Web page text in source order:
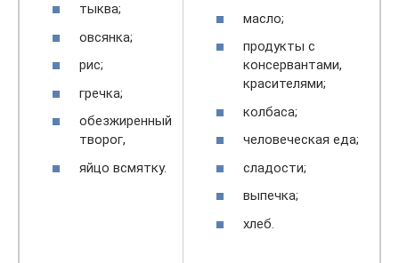
тыква;
овсянка;
рис;
гречка;
обезжиренный
творог,
яйцо всмятку.
масло;
продукты с
консервантами,
красителями;
колбаса;
человеческая еда;
сладости;
выпечка;
хлеб.